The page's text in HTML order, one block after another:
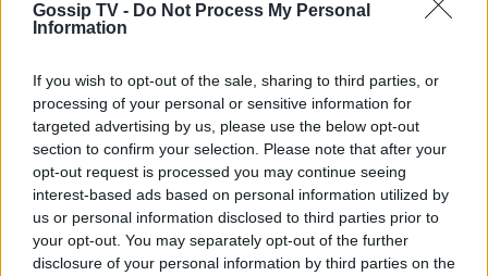
Gossip TV - Do Not Process My Personal
Information
If you wish to opt-out of the sale, sharing to third parties, or
processing of your personal or sensitive information for
targeted advertising by us, please use the below opt-out
section to confirm your selection. Please note that after your
opt-out request is processed you may continue seeing
interest-based ads based on personal information utilized by
us or personal information disclosed to third parties prior to
your opt-out. You may separately opt-out of the further
disclosure of your personal information by third parties on the
Kατεβάζουν ρολά Πέμπτη και Παρασκευή τα
23:30 @05-03-2012